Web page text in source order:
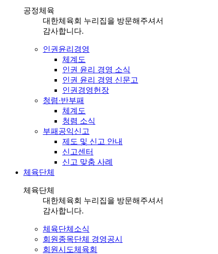
공정체육
대한체육회 누리집을 방문해주셔서
감사합니다.
인권윤리경영
체계도
인권 윤리 경영 소식
인권 윤리 경영 신문고
인권경영헌장
청렴·반부패
체계도
청렴 소식
부패공익신고
제도 및 신고 안내
신고센터
신고 맞춤 사례
체육단체
체육단체
대한체육회 누리집을 방문해주셔서
감사합니다.
체육단체소식
회원종목단체 경영공시
회원시도체육회